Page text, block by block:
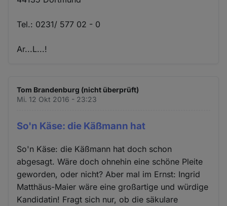
Tel.: 0231/ 577 02 - 0
Ar...L...!
Tom Brandenburg (nicht überprüft)
Mi. 12 Okt 2016 - 23:23
So'n Käse: die Käßmann hat
So'n Käse: die Käßmann hat doch schon
abgesagt. Wäre doch ohnehin eine schöne Pleite
geworden, oder nicht? Aber mal im Ernst: Ingrid
Matthäus-Maier wäre eine großartige und würdige
Kandidatin! Fragt sich nur, ob die säkulare